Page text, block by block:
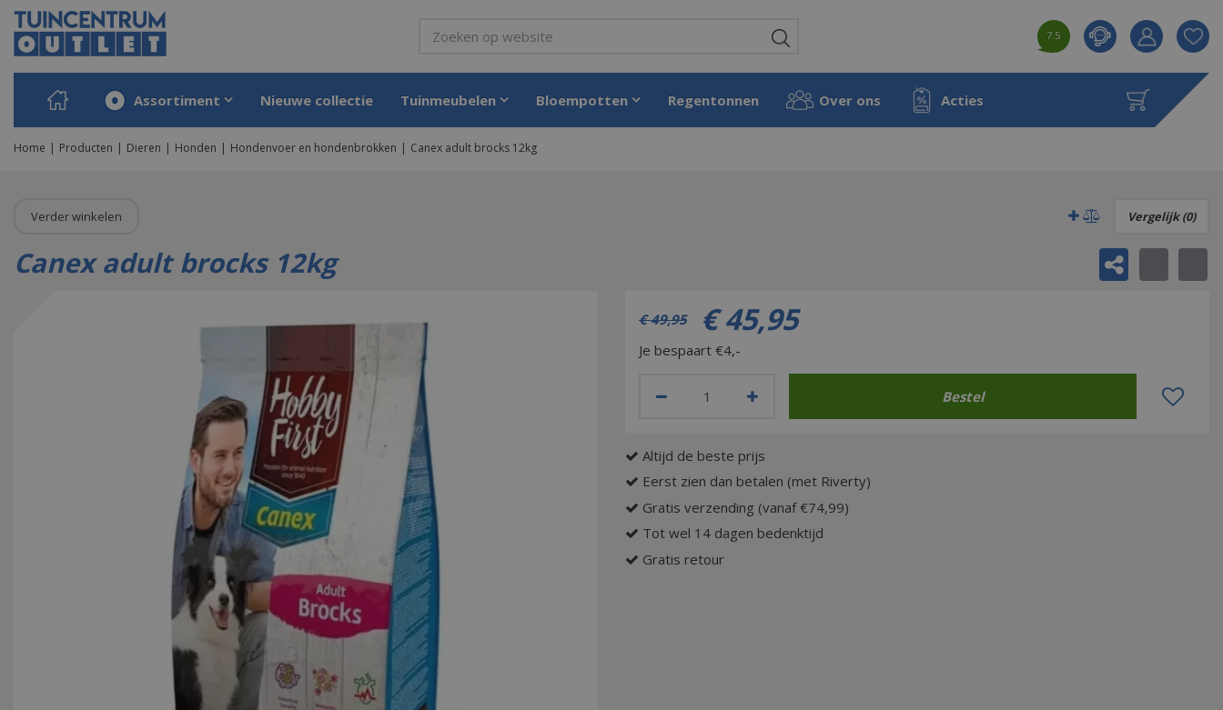
Ga
naar
content
Home Producten Dieren Honden Hondenvoer en hondenbrokken Canex adult brocks 12kg
7.5
Product
aan
Assortiment Nieuwe collectie Tuinmeubelen Bloempotten Regentonnen Over ons Acties
Verder winkelen Vergelijk (0)
Canex adult brocks 12kg
€ 49,95 € 45,95
Je bespaart €4,-
Altijd de beste prijs
Eerst zien dan betalen (met Riverty)
Gratis verzending (vanaf €74,99)
Tot wel 14 dagen bedenktijd
Gratis retour